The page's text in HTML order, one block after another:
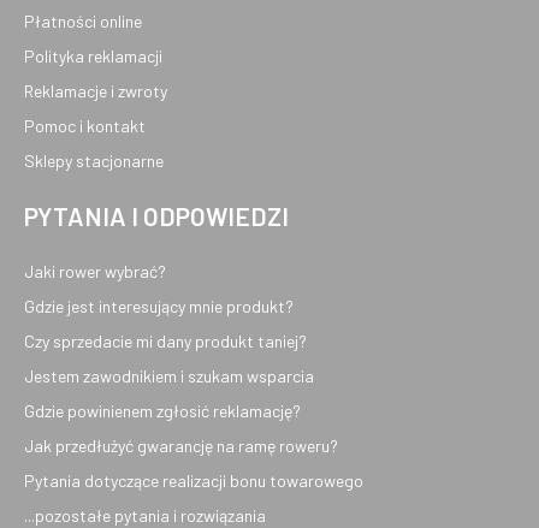
Płatności online
Polityka reklamacji
Reklamacje i zwroty
Pomoc i kontakt
Sklepy stacjonarne
PYTANIA I ODPOWIEDZI
Jaki rower wybrać?
Gdzie jest interesujący mnie produkt?
Czy sprzedacie mi dany produkt taniej?
Jestem zawodnikiem i szukam wsparcia
Gdzie powinienem zgłosić reklamację?
Jak przedłużyć gwarancję na ramę roweru?
Pytania dotyczące realizacji bonu towarowego
...pozostałe pytania i rozwiązania